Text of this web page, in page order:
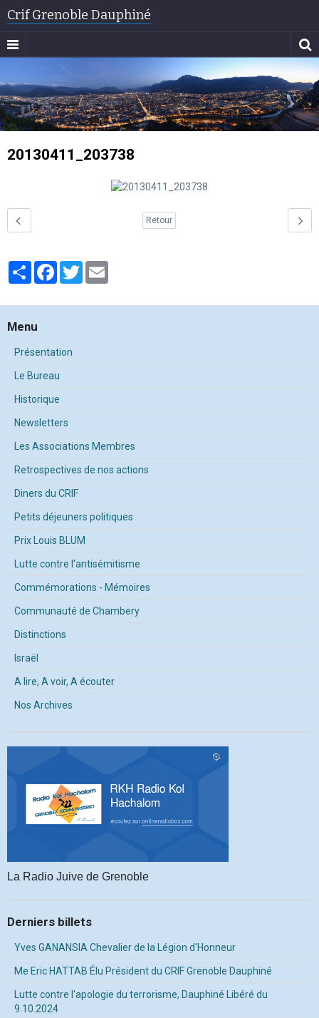
Crif Grenoble Dauphiné
20130411_203738
Retour
PartagerFacebook
Twitter
Menu
Présentation
Le Bureau
Historique
Newsletters
Les Associations Membres
Retrospectives de nos actions
Diners du CRIF
Petits déjeuners politiques
Prix Louis BLUM
Lutte contre l'antisémitisme
Commémorations - Mémoires
Communauté de Chambery
Distinctions
Israël
A lire, A voir, A écouter
Nos Archives
La Radio Juive de Grenoble
Derniers billets
Yves GANANSIA Chevalier de la Légion d'Honneur
Me Eric HATTAB Élu Président du CRIF Grenoble Dauphiné
Lutte contre l'apologie du terrorisme, Dauphiné Libéré du
9.10.2024